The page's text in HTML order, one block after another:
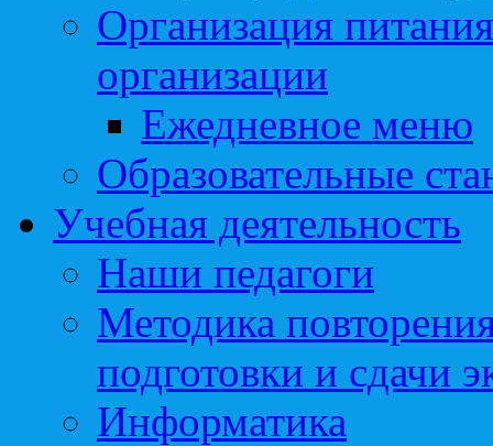
Организация
организации
Ежедневное меню
Образовательные
Учебная деятельность
Наши педагоги
Методика
подготовки и сдачи
Информатика